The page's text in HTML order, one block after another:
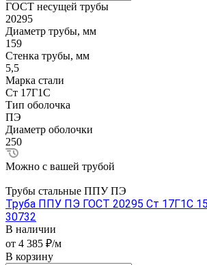
ГОСТ несущей трубы
20295
Диаметр трубы, мм
159
Стенка трубы, мм
5,5
Марка стали
Ст 17Г1С
Тип оболочка
ПЭ
Диаметр оболочки
250
Можно с вашей трубой
Трубы стальные ППУ ПЭ
Труба ППУ ПЭ ГОСТ 20295 Ст 17Г1С
30732
В наличии
от 4 385 ₽/м
В корзину